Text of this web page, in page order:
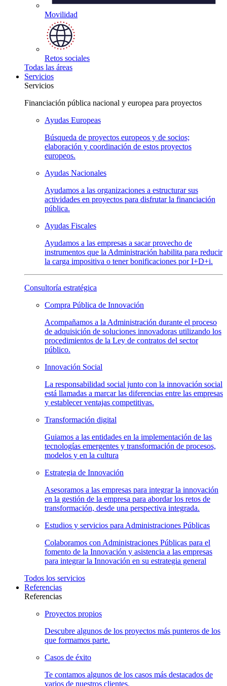
Movilidad
Retos sociales
Todas las áreas
Servicios
Servicios
Financiación pública nacional y europea para proyectos
Ayudas Europeas
Búsqueda de proyectos europeos y de socios;
elaboración y coordinación de estos proyectos
europeos.
Ayudas Nacionales
Ayudamos a las organizaciones a estructurar sus
actividades en proyectos para disfrutar la financiación
pública.
Ayudas Fiscales
Ayudamos a las empresas a sacar provecho de
instrumentos que la Administración habilita para reducir
la carga impositiva o tener bonificaciones por I+D+i.
Consultoría estratégica
Compra Pública de Innovación
Acompañamos a la Administración durante el proceso
de adquisición de soluciones innovadoras utilizando los
procedimientos de la Ley de contratos del sector
público.
Innovación Social
La responsabilidad social junto con la innovación social
está llamadas a marcar las diferencias entre las empresas
y establecer ventajas competitivas.
Transformación digital
Guiamos a las entidades en la implementación de las
tecnologías emergentes y transformación de procesos,
modelos y en la cultura
Estrategia de Innovación
Asesoramos a las empresas para integrar la innovación
en la gestión de la empresa para abordar los retos de
transformación, desde una perspectiva integrada.
Estudios y servicios para Administraciones Públicas
Colaboramos con Administraciones Públicas para el
fomento de la Innovación y asistencia a las empresas
para integrar la Innovación en su estrategia general
Todos los servicios
Referencias
Referencias
Proyectos propios
Descubre algunos de los proyectos más punteros de los
que formamos parte.
Casos de éxito
Te contamos algunos de los casos más destacados de
varios de nuestros clientes.